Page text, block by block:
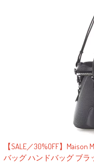
【SALE／30%OFF】
バッグ ハンドバッグ ブラ